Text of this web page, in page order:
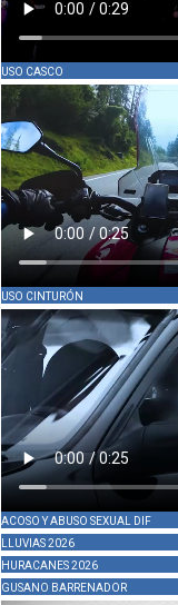
USO CASCO
USO CINTURÓN
ACOSO Y ABUSO SEXUAL DIF
LLUVIAS 2026
HURACANES 2026
GUSANO BARRENADOR